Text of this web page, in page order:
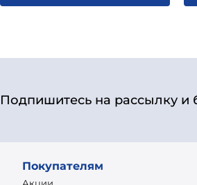
Подпишитесь на рассылку и
Покупателям